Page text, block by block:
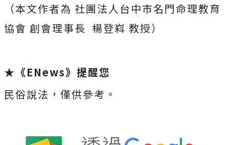
（本文作者為 社團法人台中市名門命理教育
協會 創會理事長 楊登嵙 教授）
★《ENews》提醒您
民俗說法，僅供參考。